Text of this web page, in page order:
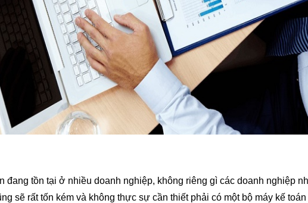
đang tồn tại ở nhiều doanh nghiệp, không riêng gì các doanh nghiệp
sẽ rất tốn kém và không thực sự cần thiết phải có một bộ máy kế